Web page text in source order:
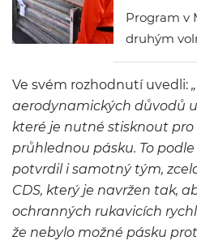
Program v
druhým
potvrdilo
ziskem
Lando
odstavil za
krátce před
Ve svém rozhodnutí uvedli:
aerodynamických důvodů
které je nutné stisknout pro
průhlednou pásku. To
potvrdil i samotný tým,
CDS, který je navržen tak,
ochranných rukavicích
že nebylo možné pásku